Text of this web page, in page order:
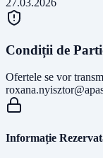
Condiții de
Ofertele se vor
Informație